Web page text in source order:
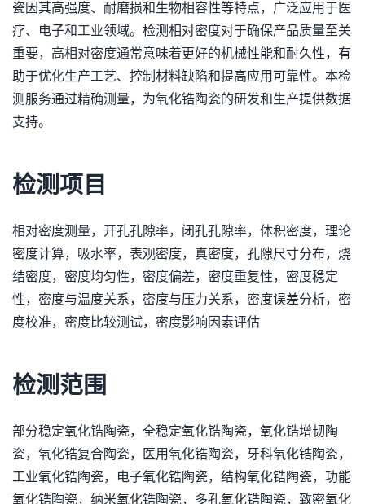
瓷因其高强度、耐磨损和生物相容性等特点，广泛应用于医
疗、电子和工业领域。检测相对密度对于确保产品质量至关
重要，高相对密度通常意味着更好的机械性能和耐久性，有
助于优化生产工艺、控制材料缺陷和提高应用可靠性。本检
测服务通过精确测量，为氧化锆陶瓷的研发和生产提供数据
支持。
检测项目
相对密度测量，开孔孔隙率，闭孔孔隙率，体积密度，理论
密度计算，吸水率，表观密度，真密度，孔隙尺寸分布，烧
结密度，密度均匀性，密度偏差，密度重复性，密度稳定
性，密度与温度关系，密度与压力关系，密度误差分析，密
度校准，密度比较测试，密度影响因素评估
检测范围
部分稳定氧化锆陶瓷，全稳定氧化锆陶瓷，氧化锆增韧陶
瓷，氧化锆复合陶瓷，医用氧化锆陶瓷，牙科氧化锆陶瓷，
工业氧化锆陶瓷，电子氧化锆陶瓷，结构氧化锆陶瓷，功能
氧化锆陶瓷，纳米氧化锆陶瓷，多孔氧化锆陶瓷，致密氧化